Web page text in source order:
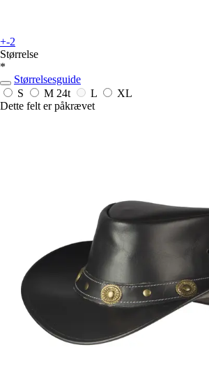
+-2
Størrelse
*
Størrelsesguide
S
M 24t L
XL
Dette felt er påkrævet